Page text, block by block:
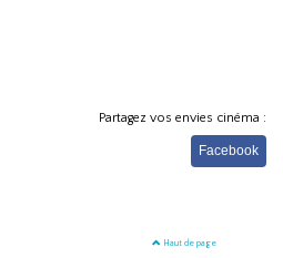
Partagez vos envies cinéma :
Facebook
Haut de page